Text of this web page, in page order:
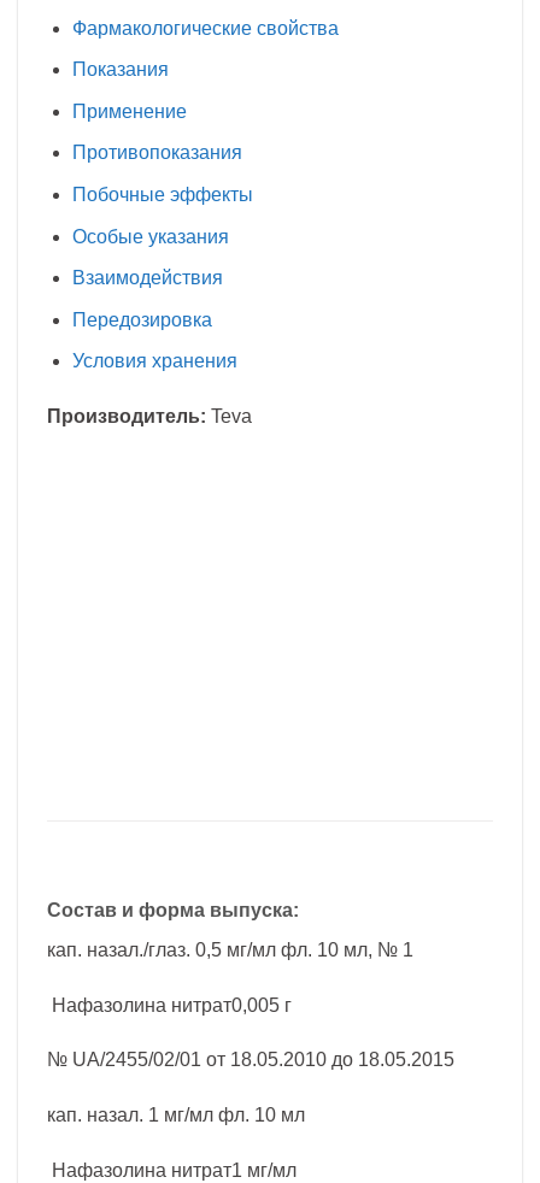
Фармакологические свойства
Показания
Применение
Противопоказания
Побочные эффекты
Особые указания
Взаимодействия
Передозировка
Условия хранения
Производитель: Teva
Состав и форма выпуска:
кап. назал./глаз. 0,5 мг/мл фл. 10 мл, № 1
Нафазолина нитрат0,005 г
№ UA/2455/02/01 от 18.05.2010 до 18.05.2015
кап. назал. 1 мг/мл фл. 10 мл
Нафазолина нитрат1 мг/мл